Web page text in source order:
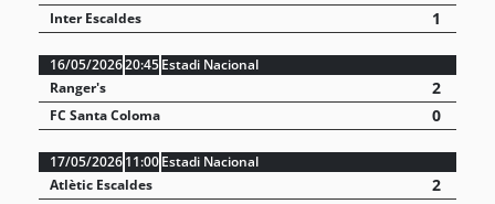
Inter Escaldes 1
16/05/202620:45Estadi Nacional
Ranger's
2
FC Santa Coloma 0
17/05/202611:00Estadi Nacional
Atlètic Escaldes
2